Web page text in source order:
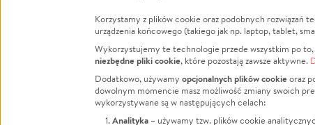
FacebookTwitter Instagram
LinkedInTikTok Youtube
Jak to
Korzystamy z plików cookie oraz podobnych rozwiązań
urządzenia końcowego (takiego jak np. laptop, tablet,
Wykorzystujemy te technologie przede wszystkim po to,
niezbędne pliki cookie, które pozostają zawsze aktywne.
Dodatkowo, używamy opcjonalnych plików cookieoraz
dowolnym momencie masz możliwość zmiany swoich
wykorzystywane są w następujących celach:
Analityka – używamy tzw. plików cookie